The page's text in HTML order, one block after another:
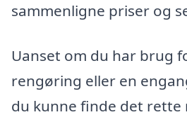
sammenligne priser og
Uanset om du har brug
rengøring eller en
du kunne finde det